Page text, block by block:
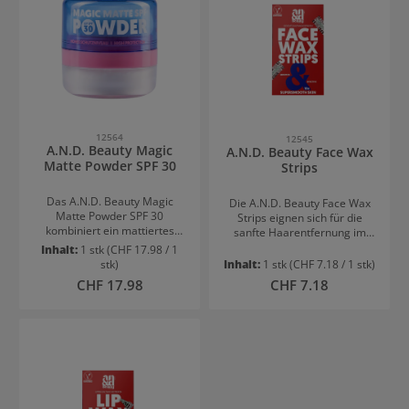
HandhabungIdeal für
unterwegsErgänzt die
tägliche
HautpflegeAnwendungDirekt
auf die gewünschten
nach Bedarf einwirken
Pflegeroutine
weiterbehandeln.
kühlend auf der HautIdeal für
die tägliche PflegeSorgt für
ein geschmeidiges
HautgefühlAnwendungMorge
ns und abends auf die
gereinigte Haut auftragen
und sanft einmassieren.
12564
A.N.D. Beauty Magic
Matte Powder SPF 30
Das A.N.D. Beauty Magic
Matte Powder SPF 30
kombiniert ein mattiertes
Hautbild mit einem
angenehm leichten
Tragegefühl und optimalem
Schutz vor UV-Strahlen.
glänzende
HautpartienLeichtes,
Inhalt: 1 stk(CHF 17.98 / 1
stk)
Regulärer Preis:
CHF 17.98
12545
A.N.D. Beauty Face Wax
Strips
Die A.N.D. Beauty Face Wax
Strips eignen sich für die
sanfte Haarentfernung im
gebrauchsfertigen Streifen
Härchen zuverlässig und
Inhalt: 1 stk(CHF 7.18 / 1 stk)
Regulärer Preis:
CHF 7.18